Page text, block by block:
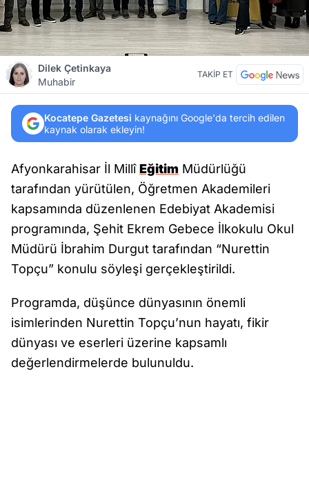
Dilek Çetinkaya
Muhabir
TAKİP ET
Kocatepe Gazetesi kaynağını Google'da tercih edilen
kaynak olarak ekleyin!
Afyonkarahisar İl MillîEğitim Müdürlüğü
tarafından yürütülen, Öğretmen Akademileri
kapsamında düzenlenen Edebiyat Akademisi
programında, Şehit Ekrem Gebece İlkokulu Okul
Müdürü İbrahim Durgut tarafından “Nurettin
Topçu” konulu söyleşi gerçekleştirildi.
Programda, düşünce dünyasının önemli
isimlerinden Nurettin Topçu’nun hayatı, fikir
dünyası ve eserleri üzerine kapsamlı
değerlendirmelerde bulunuldu.